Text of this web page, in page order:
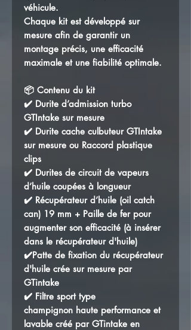
véhicule.
Chaque kit est développé sur
mesure afin de garantir un
montage précis, une efficacité
maximale et une fiabilité optimale.
📦 Contenu du kit
✔️ Durite d’admission turbo
GTIntake sur mesure
✔️ Durite cache culbuteur GTIntake
sur mesure ou Raccord plastique
clips
✔️ Durites de circuit de vapeurs
d’huile coupées à longueur
✔️ Récupérateur d’huile (oil catch
can) 19 mm + Paille de fer pour
augmenter son efficacité (à insérer
dans le récupérateur d'huile)
✔️Patte de fixation du récupérateur
d'huile crée sur mesure par
GTintake
✔️ Filtre sport type
champignon haute performance et
lavable créé par GTintake en